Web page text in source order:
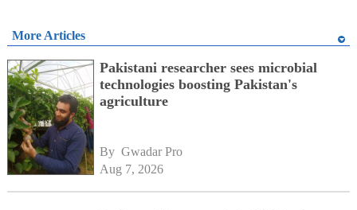
More Articles
Pakistani researcher sees microbial
technologies boosting Pakistan's
agriculture
By Gwadar Pro
Aug 7, 2026